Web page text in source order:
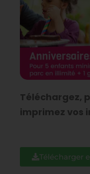
Téléchargez,
imprimez vos
Télécharger